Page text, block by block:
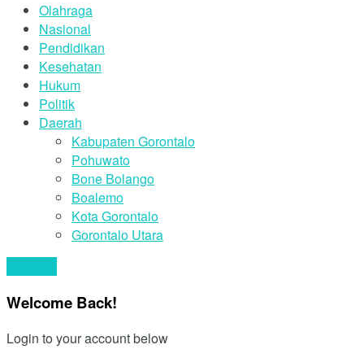
Olahraga
Nasional
Pendidikan
Kesehatan
Hukum
Politik
Daerah
Kabupaten Gorontalo
Pohuwato
Bone Bolango
Boalemo
Kota Gorontalo
Gorontalo Utara
Welcome Back!
Login to your account below